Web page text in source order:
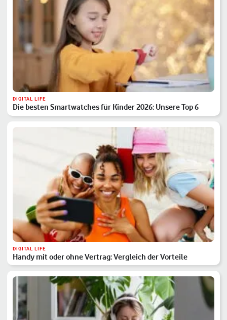
DIGITAL LIFE
Die besten Smartwatches für Kinder 2026: Unsere Top 6
DIGITAL LIFE
Handy mit oder ohne Vertrag: Vergleich der Vorteile